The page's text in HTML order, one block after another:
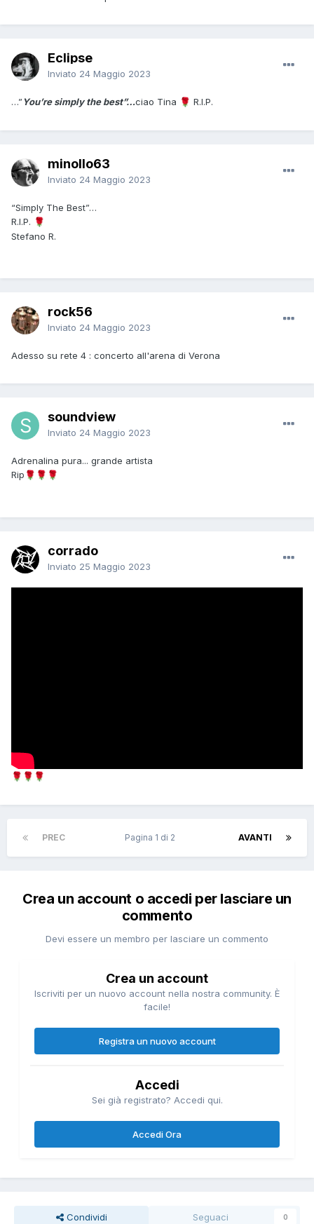
Eclipse
Inviato 24 Maggio 2023
…” You’re simply the best”…ciao Tina 🌹 R.I.P.
minollo63
Inviato 24 Maggio 2023
“Simply The Best”…
R.I.P. 🌹
Stefano R.
rock56
Inviato 24 Maggio 2023
Adesso su rete 4 : concerto all'arena di Verona
soundview
Inviato 24 Maggio 2023
Adrenalina pura... grande artista
Rip 🌹 🌹 🌹
corrado
Inviato 25 Maggio 2023
🌹 🌹 🌹
PREC AVANTI
Pagina 1 di 2
Crea un account o accedi per lasciare un
commento
Devi essere un membro per lasciare un commento
Crea un account
Iscriviti per un nuovo account nella nostra community. È
facile!
Registra un nuovo account
Accedi
Sei già registrato? Accedi qui.
Accedi Ora
Condividi Seguaci 0